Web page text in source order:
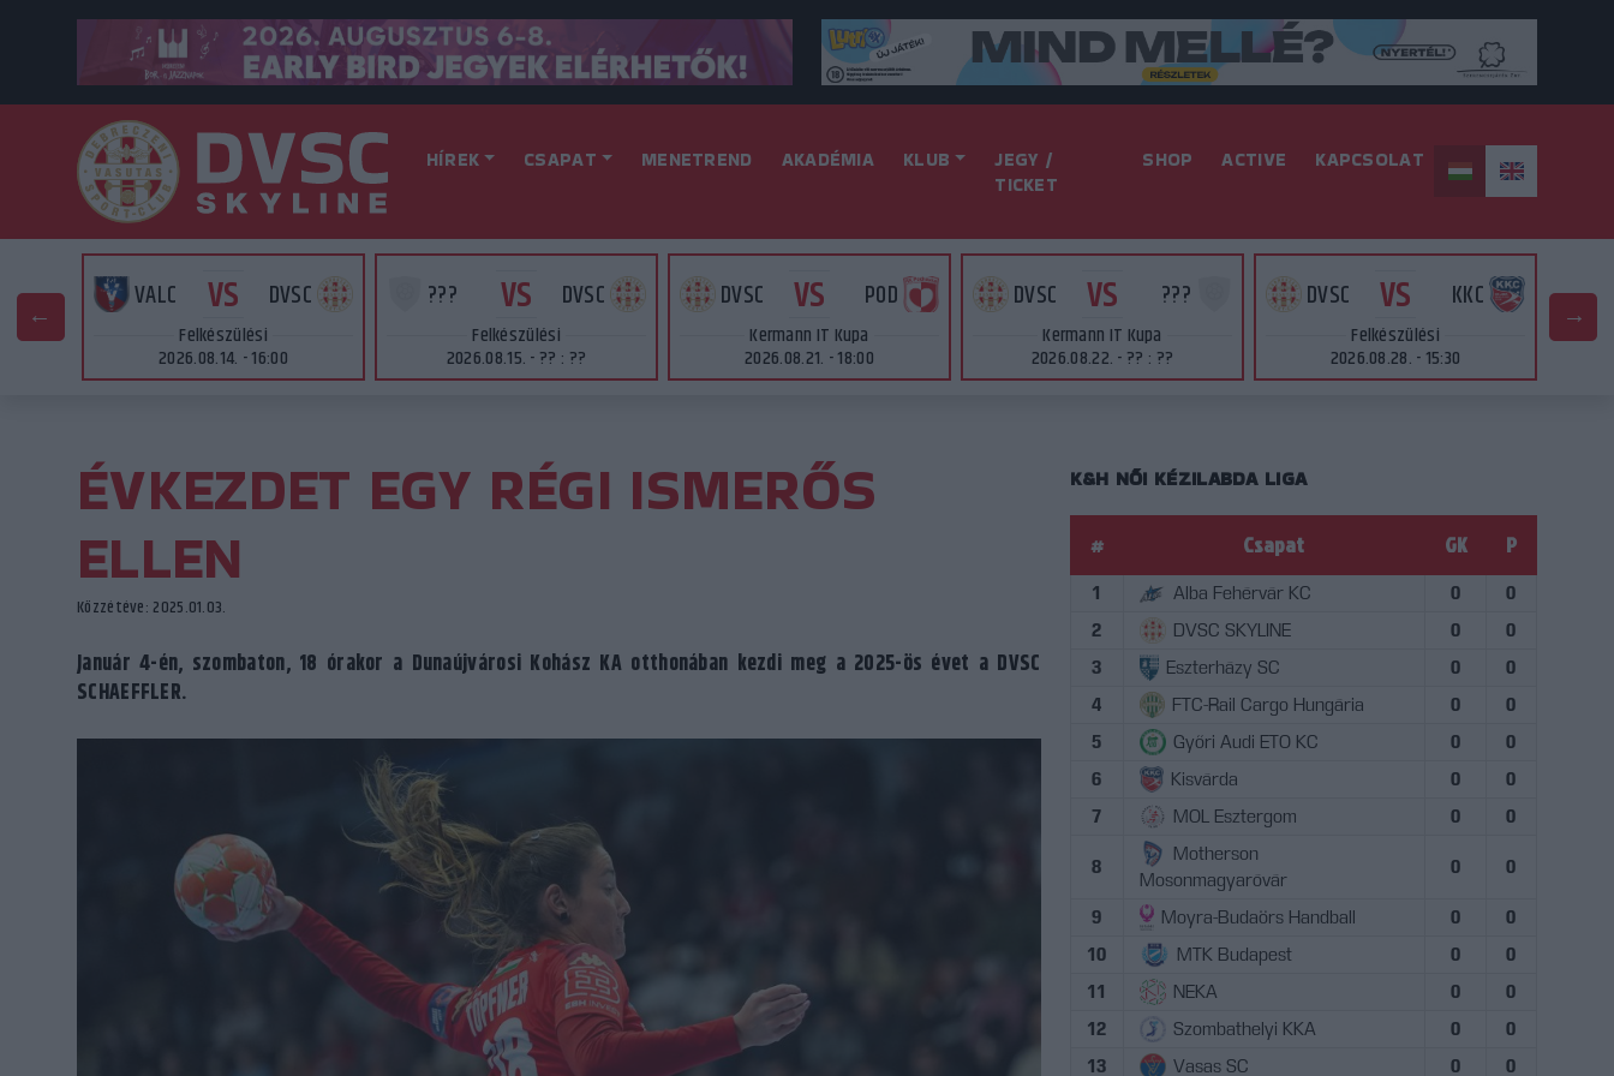
HÍREK CSAPAT MENETREND AKADÉMIA KLUB
JEGY /
TICKET
SHOP ACTIVE KAPCSOLAT
VALC VS DVSC
Felkészülési
2026.08.14. - 16:00
??? VS DVSC
Felkészülési
2026.08.15. - ?? : ??
DVSC VS POD
Kermann IT Kupa
2026.08.21. - 18:00
DVSC VS ???
Kermann IT Kupa
2026.08.22. - ?? : ??
DVSC VS KKC
Felkészülési
2026.08.28. - 15:30
ÉVKEZDET EGY RÉGI ISMERŐS
ELLEN
Közzétéve: 2025.01.03.
Január 4-én, szombaton, 18 órakor a Dunaújvárosi Kohász KA otthonában kezdi meg a 2025-ös évet a DVSC
SCHAEFFLER.
K&H NŐI KÉZILABDA LIGA
# Csapat GK P
1 Alba Fehérvár KC 0
0
2
DVSC SKYLINE 0
0
3
Eszterházy SC 0
0
4
FTC-Rail Cargo Hungária 0
0
5
Győri Audi ETO KC 0
0
6
Kisvárda 0
0
7
MOL Esztergom 0 0
8
Motherson
Mosonmagyaróvár
0 0
9 Moyra-Budaörs Handball 0
0
10
MTK Budapest 0
0
11
NEKA 0
0
12
Szombathelyi KKA 0
0
13
Vasas SC 0
0